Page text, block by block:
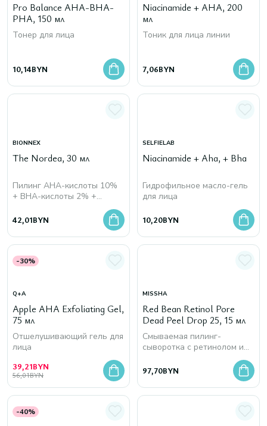
Pro Balance AHA-BHA-
PHA, 150 мл
Тонер для лица
10,14BYN
Niacinamide + AHA, 200
мл
Тоник для лица линии
7,06BYN
BIONNEX
The Nordea, 30 мл
Пилинг AHA-кислоты 10%
+ BHA-кислоты 2% +
Брусника для нормальной,
комбинированной и жирной
кожи
42,01BYN
SELFIELAB
Niacinamide + Aha, + Bha
Гидрофильное масло-гель
для лица
10,20BYN
-30%
Q+A
Apple AHA Exfoliating Gel,
75 мл
Отшелушивающий гель для
лица
39,21BYN
56,01BYN
MISSHA
Red Bean Retinol Pore
Dead Peel Drop 25, 15 мл
Смываемая пилинг-
сыворотка с ретинолом и
97,70BYN
-40%